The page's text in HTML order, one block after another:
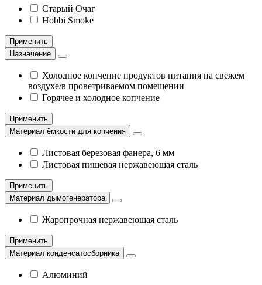
Старый Очаг
Hobbi Smoke
Применить
Назначение
Холодное копчение продуктов питания на свежем
воздухе/в проветриваемом помещении
Горячее и холодное копчение
Применить
Материал ёмкости для копчения
Листовая березовая фанера, 6 мм
Листовая пищевая нержавеющая сталь
Применить
Материал дымогенератора
Жаропрочная нержавеющая сталь
Применить
Материал конденсатосборника
Алюминий